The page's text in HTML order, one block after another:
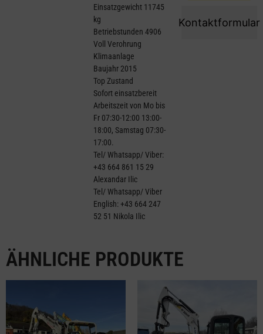
Einsatzgewicht 11745
kg
Betriebstunden 4906
Voll Verohrung
Klimaanlage
Baujahr 2015
Top Zustand
Sofort einsatzbereit
Arbeitszeit von Mo bis
Fr 07:30-12:00 13:00-
18:00, Samstag 07:30-
17:00.
Tel/ Whatsapp/ Viber:
+43 664 861 15 29
Alexandar Ilic
Tel/ Whatsapp/ Viber
English: +43 664 247
52 51 Nikola Ilic
Kontaktformular
ÄHNLICHE PRODUKTE